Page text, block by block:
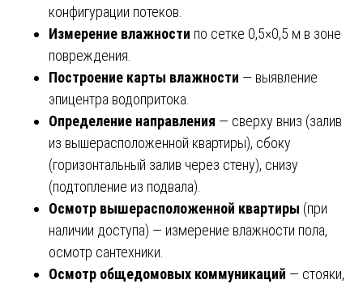
конфигурации потеков.
Измерение влажности по сетке 0,5×0,5 м в зоне
повреждения.
Построение карты влажности — выявление
эпицентра водопритока.
Определение направления — сверху вниз (залив
из вышерасположенной квартиры), сбоку
(горизонтальный залив через стену), снизу
(подтопление из подвала).
Осмотр вышерасположенной квартиры (при
наличии доступа) — измерение влажности пола,
осмотр сантехники.
Осмотр общедомовых коммуникаций — стояки,